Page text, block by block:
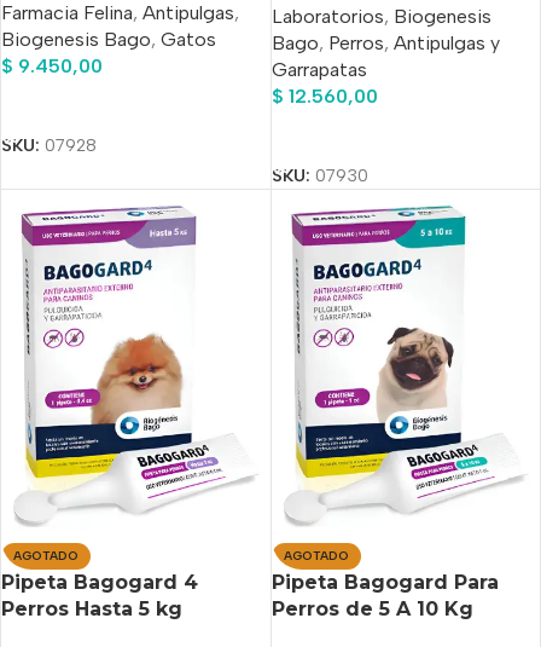
Claro
Farmacia Felina, Antipulgas,
Biogenesis Bago, Gatos
$ 9.450,00
SKU: 07928
Laboratorios, Biogenesis
Bago, Perros, Antipulgas y
Garrapatas
$ 12.560,00
SKU: 07930
AGOTADO
Pipeta Bagogard 4
Perros Hasta 5 kg
AGOTADO
Pipeta Bagogard Para
Perros de 5 A 10 Kg